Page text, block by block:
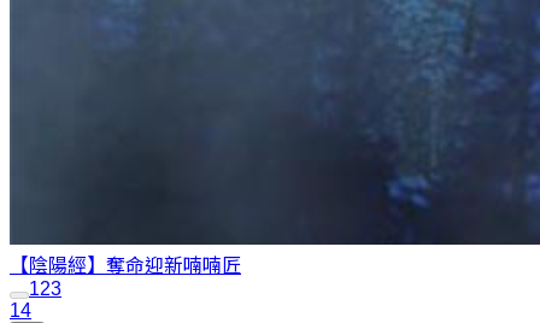
【陰陽經】奪命迎新喃喃匠
123
14